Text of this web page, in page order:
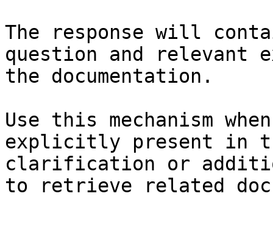
The response will
question and relevant
the documentation.
Use this mechanism
explicitly present in
clarification or